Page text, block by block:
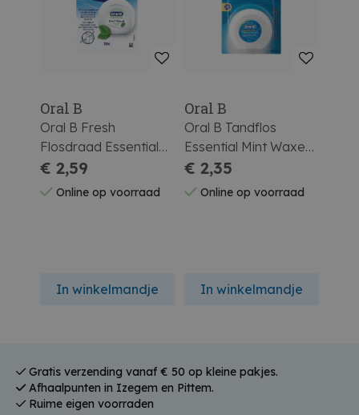
Oral B
Oral B Fresh
Flosdraad Essential
50m
€ 2,59
Online op voorraad
In winkelmandje
Oral B
Oral B Tandflos
Essential Mint Waxed
50M
€ 2,35
Online op voorraad
In winkelmandje
Gratis verzending vanaf € 50 op kleine pakjes.
Afhaalpunten in Izegem en Pittem.
Ruime eigen voorraden